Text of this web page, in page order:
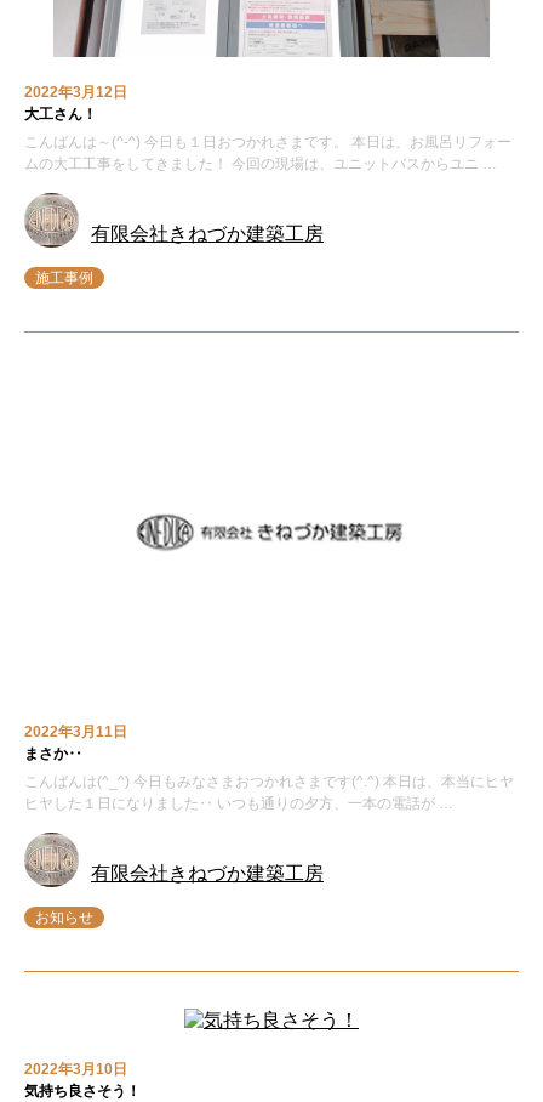
2022年3月12日
大工さん！
こんばんは～(^-^) 今日も１日おつかれさまです。 本日は、お風呂リフォー
ムの大工工事をしてきました！ 今回の現場は、ユニットバスからユニ …
有限会社きねづか建築工房
施工事例
2022年3月11日
まさか‥
こんばんは(^_^) 今日もみなさまおつかれさまです(^.^) 本日は、本当にヒヤ
ヒヤした１日になりました‥ いつも通りの夕方、一本の電話が …
有限会社きねづか建築工房
お知らせ
2022年3月10日
気持ち良さそう！